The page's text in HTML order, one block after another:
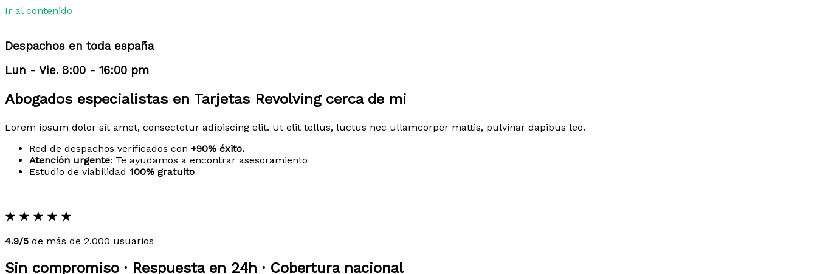
Ir al contenido
Despachos en toda españa
Lun - Vie. 8:00 - 16:00 pm
Abogados especialistas en Tarjetas Revolving cerca de mi
Lorem ipsum dolor sit amet, consectetur adipiscing elit. Ut elit tellus, luctus nec ullamcorper mattis, pulvinar dapibus leo.
Red de despachos verificados con +90% éxito.
Atención urgente: Te ayudamos a encontrar asesoramiento
Estudio de viabilidad 100% gratuito
★ ★ ★ ★ ★
4.9/5 de más de 2.000 usuarios
Sin compromiso · Respuesta en 24h · Cobertura nacional